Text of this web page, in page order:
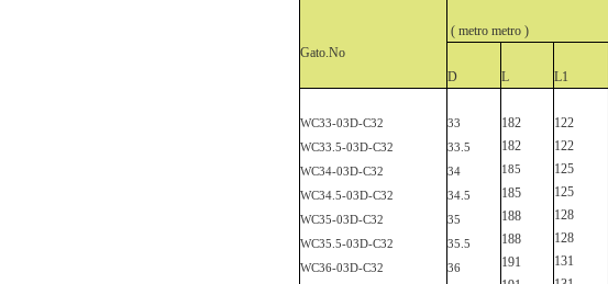
Gato No
( metro metro )
D
L L1
WC33-03D-C32
WC33.5-03D-C32
WC34-03D-C32
WC34.5-03D-C32
WC35-03D-C32
WC35.5-03D-C32
WC36-03D-C32
33
33.5
34
34.5
35
35.5
36
182
182
185
185
188
188
191
122
122
125
125
128
128
131